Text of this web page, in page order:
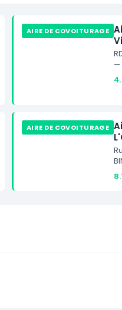
AIRE DE COVOITURAGE
—
AIRE DE COVOITURAGE